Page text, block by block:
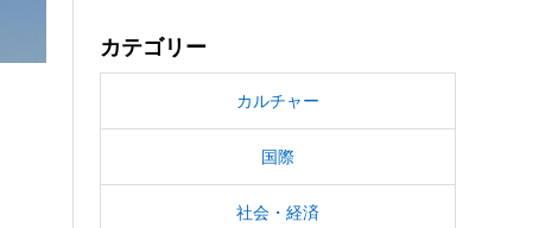
カテゴリー
カルチャー
国際
社会・経済